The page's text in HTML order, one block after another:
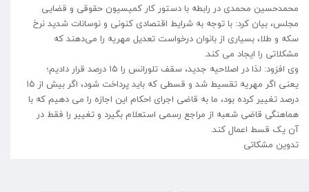
محمدحسین محمدی در رابطه با دستور کار کمیسیون حقوقی و قضایی
مجلس، بیان کرد: با توجه به شرایط اقتصادی کنونی و نوسانات شدید نرخ
سکه و طلا، بسیاری از بانوان درخواست تعدیل مهریه را می‌دهند که
مشکلاتی را ایجاد می کند.
وی افزود: لذا در اصلاحیه جدید، سقف تلورانس را ۱۵ درصد قرار دادیم؛
یعنی اگر مهریه تقسیط شد و قسطی که باید پرداخت شود، اگر بیش از ۱۵
درصد تغییر کرده بود، ما به قاضی اجرای احکام این اجازه را می دهیم که با
هماهنگی قاضی شعبه از مراجع رسمی استعلام بگیرد و تغییر را فقط در
آن یک قسط اعمال کند.
تدوین مشکاتی